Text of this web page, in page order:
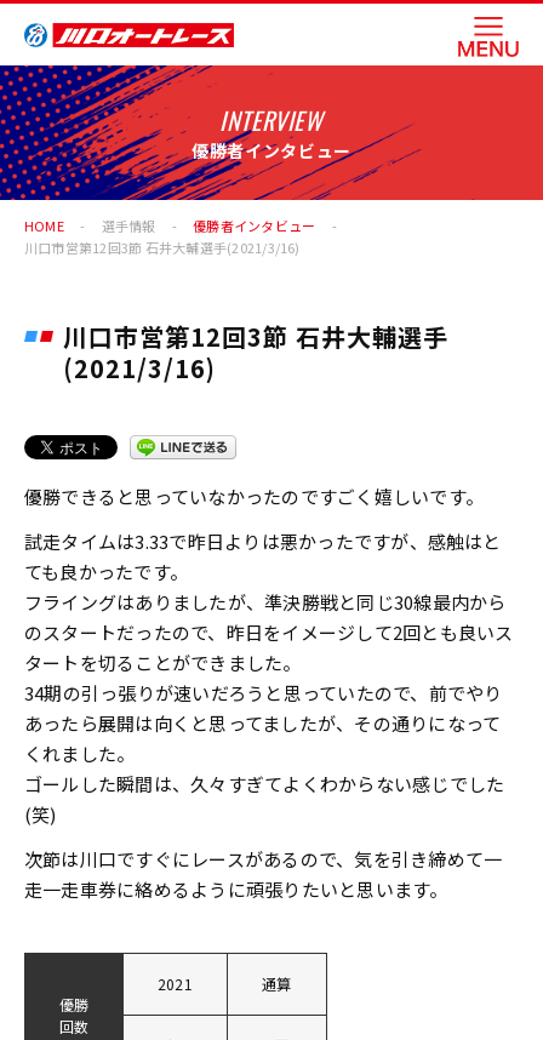
INTERVIEW
優勝者インタビュー
HOME 選手情報
優勝者インタビュー
川口市営第12回3節 石井大輔選手(2021/3/16)
川口市営第12回3節 石井大輔選手
(2021/3/16)
優勝できると思っていなかったのですごく嬉しいです。
試走タイムは3.33で昨日よりは悪かったですが、感触はと
ても良かったです。
フライングはありましたが、準決勝戦と同じ30線最内から
のスタートだったので、昨日をイメージして2回とも良いス
タートを切ることができました。
34期の引っ張りが速いだろうと思っていたので、前でやり
あったら展開は向くと思ってましたが、その通りになって
くれました。
ゴールした瞬間は、久々すぎてよくわからない感じでした
(笑)
次節は川口ですぐにレースがあるので、気を引き締めて一
走一走車券に絡めるように頑張りたいと思います。
優勝
回数
2021 通算